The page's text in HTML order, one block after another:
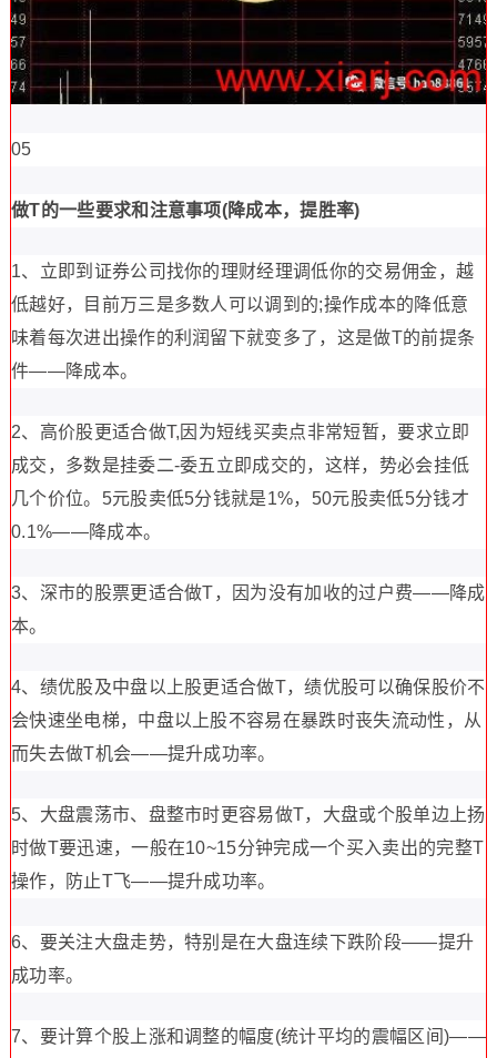
05
做T的一些要求和注意事项(降成本，提胜率)
1、立即到证券公司找你的理财经理调低你的交易佣金，越
低越好，目前万三是多数人可以调到的;操作成本的降低意
味着每次进出操作的利润留下就变多了，这是做T的前提条
件——降成本。
2、高价股更适合做T,因为短线买卖点非常短暂，要求立即
成交，多数是挂委二-委五立即成交的，这样，势必会挂低
几个价位。5元股卖低5分钱就是1%，50元股卖低5分钱才
0.1%——降成本。
3、深市的股票更适合做T，因为没有加收的过户费——降成
本。
4、绩优股及中盘以上股更适合做T，绩优股可以确保股价不
会快速坐电梯，中盘以上股不容易在暴跌时丧失流动性，从
而失去做T机会——提升成功率。
5、大盘震荡市、盘整市时更容易做T，大盘或个股单边上扬
时做T要迅速，一般在10~15分钟完成一个买入卖出的完整T
操作，防止T飞——提升成功率。
6、要关注大盘走势，特别是在大盘连续下跌阶段——提升
成功率。
7、要计算个股上涨和调整的幅度(统计平均的震幅区间)——